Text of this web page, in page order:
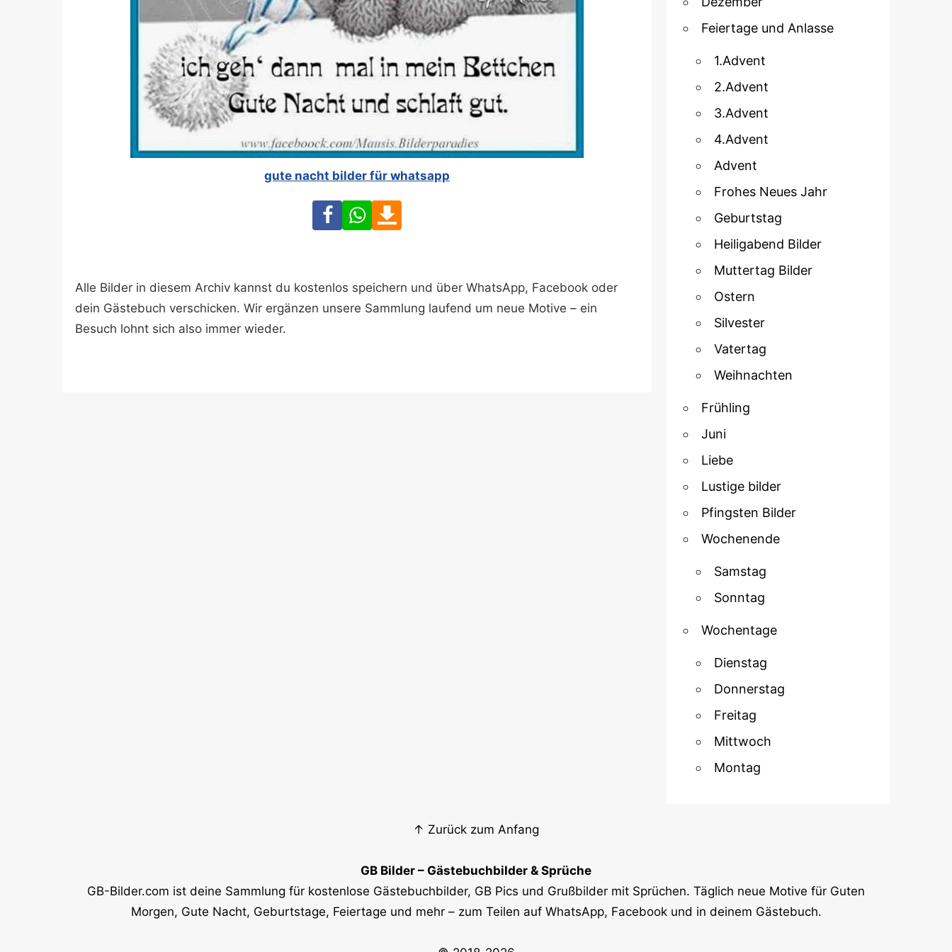
gute nacht bilder für whatsapp
FacebookWhatsApp
Alle Bilder in diesem Archiv kannst du kostenlos speichern und über WhatsApp, Facebook oder
dein Gästebuch verschicken. Wir ergänzen unsere Sammlung laufend um neue Motive – ein
Besuch lohnt sich also immer wieder.
Feiertage und Anlasse
1.Advent
2.Advent
3.Advent
4.Advent
Advent
Frohes Neues Jahr
Geburtstag
Heiligabend Bilder
Muttertag Bilder
Ostern
Silvester
Vatertag
Weihnachten
Frühling
Juni
Liebe
Lustige bilder
Pfingsten Bilder
Wochenende
Samstag
Sonntag
Wochentage
Dienstag
Donnerstag
Freitag
Mittwoch
Montag
↑ Zurück zum Anfang
GB Bilder – Gästebuchbilder & Sprüche
GB-Bilder.com ist deine Sammlung für kostenlose Gästebuchbilder, GB Pics und Grußbilder mit Sprüchen. Täglich neue Motive für Guten
Morgen, Gute Nacht, Geburtstage, Feiertage und mehr – zum Teilen auf WhatsApp, Facebook und in deinem Gästebuch.